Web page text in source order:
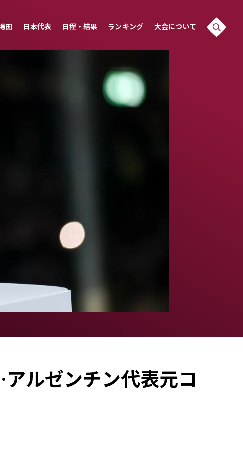
国 日本代表 日程・結果 ランキング 大会について
ルゼンチン代表元コ